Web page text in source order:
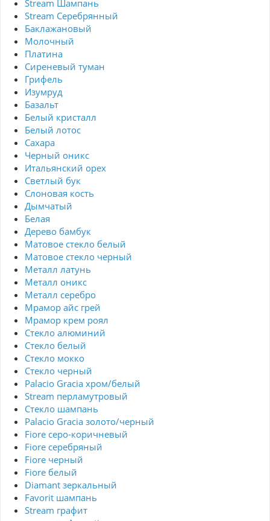
Stream Шампань
Stream Серебрянный
Баклажановый
Молочный
Платина
Сиреневый туман
Грифель
Изумруд
Базальт
Белый кристалл
Белый лотос
Сахара
Черный оникс
Итальянский орех
Светлый бук
Слоновая кость
Дымчатый
Белая
Дерево бамбук
Матовое стекло белый
Матовое стекло черный
Металл латунь
Металл оникс
Металл серебро
Мрамор айс грей
Мрамор крем роял
Стекло алюминий
Стекло белый
Стекло мокко
Стекло черный
Palacio Gracia хром/белый
Stream перламутровый
Стекло шампань
Palacio Gracia золото/черный
Fiore серо-коричневый
Fiore серебряный
Fiore черный
Fiore белый
Diamant зеркальный
Favorit шампань
Stream графит